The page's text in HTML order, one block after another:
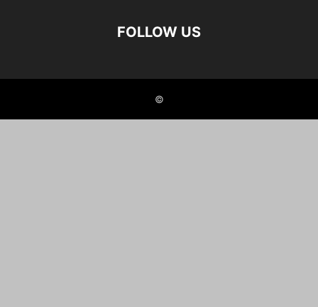
FOLLOW US
©